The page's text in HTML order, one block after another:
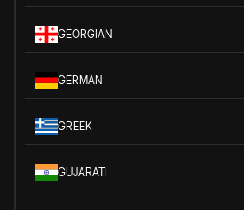
GEORGIAN
GERMAN
GREEK
GUJARATI